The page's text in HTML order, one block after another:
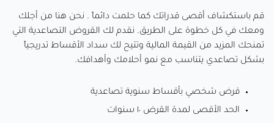
قم باستكشاف أقصى قدراتك كما حلمت دائماً . نحن هنا من أجلك
ومعك في كل خطوة على الطريق. نقدم لك القروض التصاعدية التي
تمنحك المزيد من القيمة المالية وتتيح لك سداد الأقساط تدريجياً
بشكل تصاعدي يتناسب مع نمو أحلامك وأهدافك.
قرض شخصي بأقساط سنوية تصاعدية
الحد الأقصى لمدة القرض ١٠ سنوات